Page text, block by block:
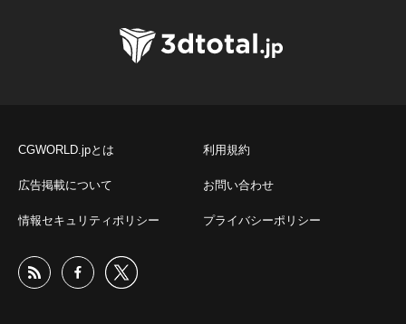
CGWORLD.jpとは 利用規約
広告掲載について お問い合わせ
情報セキュリティポリシー プライバシーポリシー